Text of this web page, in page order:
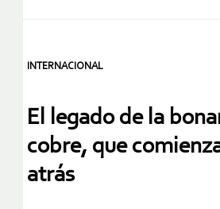
INTERNACIONAL
El legado de la
cobre, que
atrás